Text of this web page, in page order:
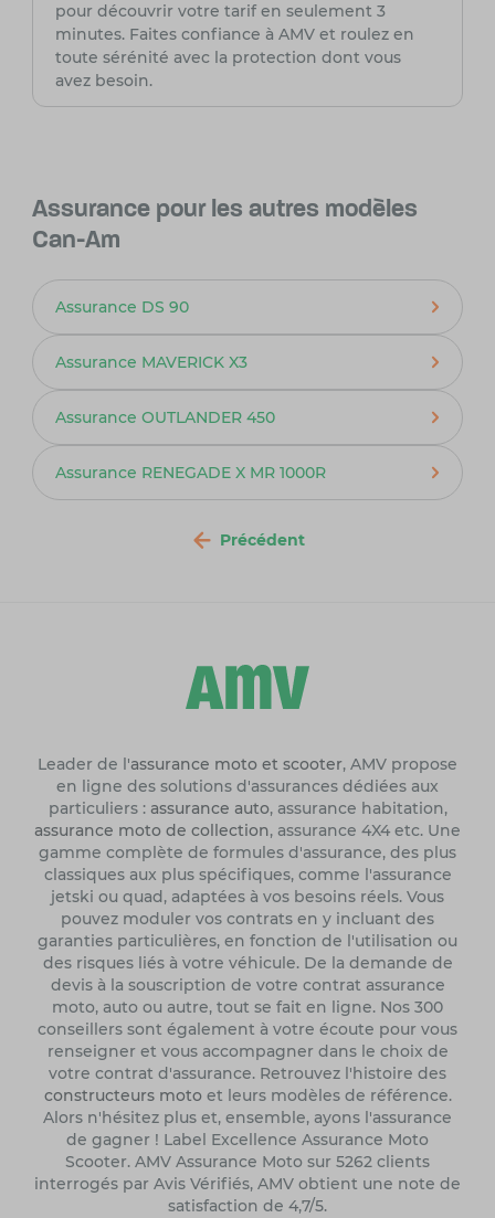
pour découvrir votre tarif en seulement 3
minutes. Faites confiance à AMV et roulez en
toute sérénité avec la protection dont vous
avez besoin.
Assurance pour les autres modèles
Can-Am
Assurance DS 90
Assurance MAVERICK X3
Assurance OUTLANDER 450
Assurance RENEGADE X MR 1000R
Précédent
Leader de l'assurance moto et scooter, AMV propose
en ligne des solutions d'assurances dédiées aux
particuliers : assurance auto, assurance habitation,
assurance moto de collection, assurance 4X4 etc. Une
gamme complète de formules d'assurance, des plus
classiques aux plus spécifiques, comme l'assurance
jetski ou quad, adaptées à vos besoins réels. Vous
pouvez moduler vos contrats en y incluant des
garanties particulières, en fonction de l'utilisation ou
des risques liés à votre véhicule. De la demande de
devis à la souscription de votre contrat assurance
moto, auto ou autre, tout se fait en ligne. Nos 300
conseillers sont également à votre écoute pour vous
renseigner et vous accompagner dans le choix de
votre contrat d'assurance. Retrouvez l'histoire des
constructeurs motoet leurs modèles de référence.
Alors n'hésitez plus et, ensemble, ayons l'assurance
de gagner ! Label Excellence Assurance Moto
Scooter. AMV Assurance Moto sur 5262 clients
interrogés par Avis Vérifiés, AMV obtient une note de
satisfaction de 4,7/5.